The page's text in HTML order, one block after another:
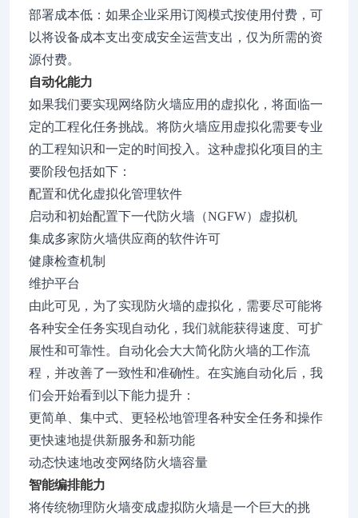
部署成本低：如果企业采用订阅模式按使用付费，可
以将设备成本支出变成安全运营支出，仅为所需的资
源付费。
自动化能力
如果我们要实现网络防火墙应用的虚拟化，将面临一
定的工程化任务挑战。将防火墙应用虚拟化需要专业
的工程知识和一定的时间投入。这种虚拟化项目的主
要阶段包括如下：
配置和优化虚拟化管理软件
启动和初始配置下一代防火墙（NGFW）虚拟机
集成多家防火墙供应商的软件许可
健康检查机制
维护平台
由此可见，为了实现防火墙的虚拟化，需要尽可能将
各种安全任务实现自动化，我们就能获得速度、可扩
展性和可靠性。自动化会大大简化防火墙的工作流
程，并改善了一致性和准确性。在实施自动化后，我
们会开始看到以下能力提升：
更简单、集中式、更轻松地管理各种安全任务和操作
更快速地提供新服务和新功能
动态快速地改变网络防火墙容量
智能编排能力
将传统物理防火墙变成虚拟防火墙是一个巨大的挑